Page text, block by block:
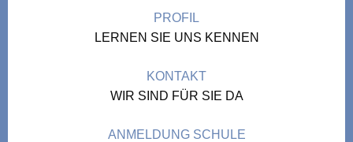
PROFIL
LERNEN SIE UNS KENNEN
KONTAKT
WIR SIND FÜR SIE DA
ANMELDUNG SCHULE